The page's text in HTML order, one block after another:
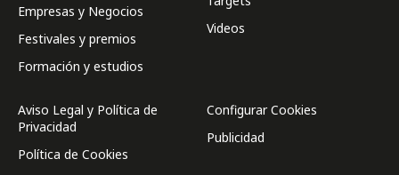
Empresas y Negocios
Festivales y premios
Formación y estudios
Videos
Aviso Legal y Política de
Privacidad
Política de Cookies
Configurar Cookies
Publicidad